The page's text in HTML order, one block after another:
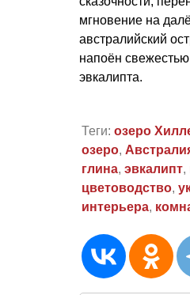
мгновение на
австралийский
напоён
эвкалипта.
Теги: озеро
озеро,
глина, эвкалипт,
цветоводство,
интерьера,